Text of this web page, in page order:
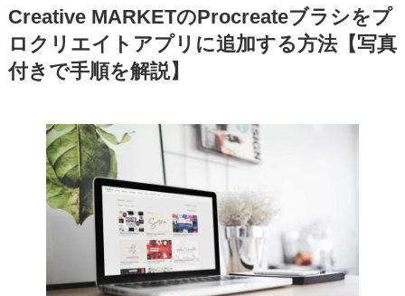
Creative MARKETのProcreateブラシをプ
ロクリエイトアプリに追加する方法【写真
付きで手順を解説】